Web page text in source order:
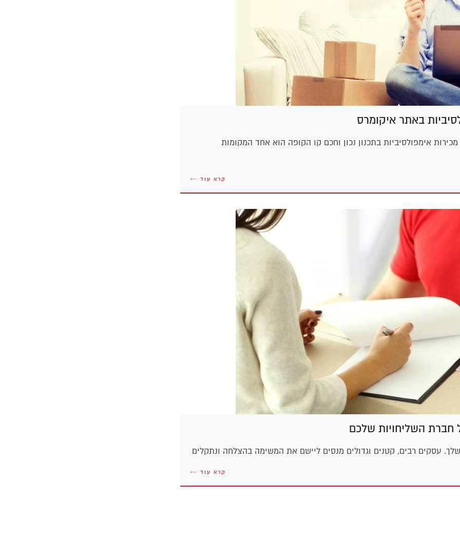
באתר איקומרס
אימפולסיביות בתכנון נכון וחכם קו הקופה הוא אחד המקומות
קרא עוד ←
חברת השליחויות שלכם
עסקים רבים, קטנים וגדולים מנסים ליישם את המשימה בהצלחה ונתקלים
קרא עוד ←